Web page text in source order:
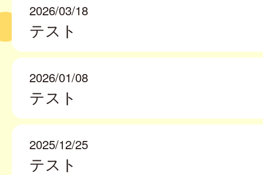
2026/03/18
テスト
2026/01/08
テスト
2025/12/25
テスト